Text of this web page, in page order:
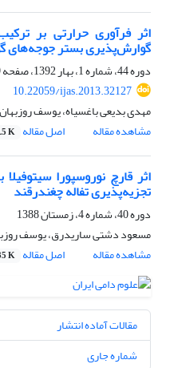
اثر فرآوری حرارتی بر
گوارش‌پذیری بستر جوجه‌های
دوره 44، شماره 1، بهار 1392، صفحه
10.22059/ijas.2013.32127
مهدی بدیعی باغسیاه، یوسف
مشاهده مقاله
اصل مقاله K
اثر قارچ نوروسپورا
تجزیه‌پذیری تفاله چغندرقند
دوره 40، شماره 4، زمستان 1388
مسعود دشتی ساریدرق، یوسف
مشاهده مقاله
اصل مقاله K
مقالات آماده انتشار
شماره جاری